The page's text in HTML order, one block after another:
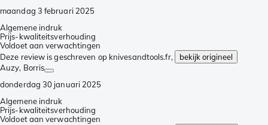
maandag 3 februari 2025
Algemene indruk
Prijs-kwaliteitsverhouding
Voldoet aan verwachtingen
Deze review is geschreven op knivesandtools.fr,
bekijk origineel
Auzy, Borris
donderdag 30 januari 2025
Algemene indruk
Prijs-kwaliteitsverhouding
Voldoet aan verwachtingen